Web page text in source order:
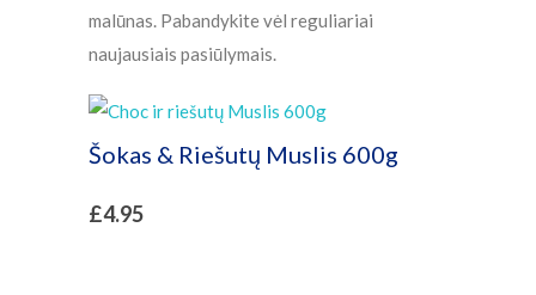
malūnas. Pabandykite vėl reguliariai
naujausiais pasiūlymais.
Šokas & Riešutų Muslis 600g
£4.95